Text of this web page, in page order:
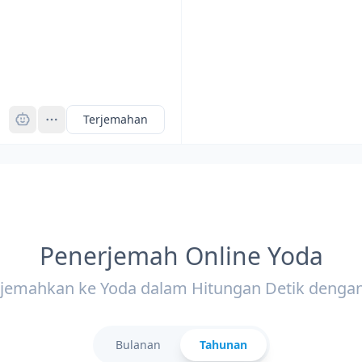
Terjemahan
Penerjemah Online Yoda
ke Yoda dalam Hitungan Detik
Bulanan Tahunan